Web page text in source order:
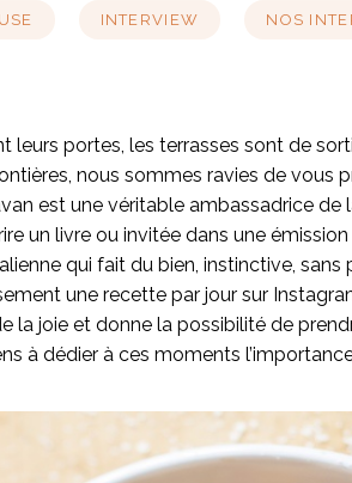
INTERVIEW NOS
leurs portes, les terrasses sont de
nous sommes ravies de vous
est une véritable ambassadrice de
un livre ou invitée dans une
qui fait du bien, instinctive,
une recette par jour sur
la joie et donne la possibilité de
à dédier à ces moments